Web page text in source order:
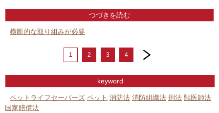
つづきを読む
横断的な取り組みが必要
1 2 3 4
next
keyword
ペットライフセーバーズ ペット 消防法 消防組織法 刑法 獣医師法
国家賠償法